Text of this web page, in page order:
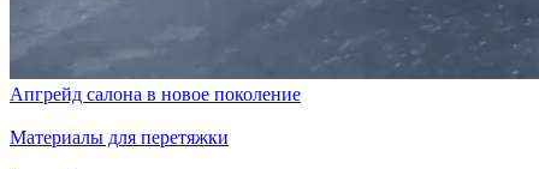
Апгрейд салона в новое поколение
Материалы для перетяжки